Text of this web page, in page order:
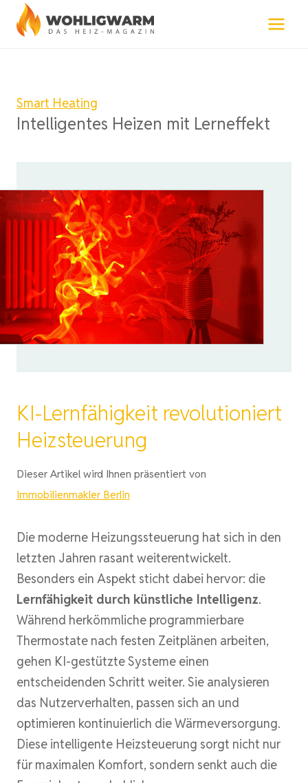
Zum
Inhalt
Smart Heating
Intelligentes Heizen mit Lerneffekt
KI-Lernfähigkeit revolutioniert
Heizsteuerung
Dieser Artikel wird Ihnen präsentiert von
Immobilienmakler Berlin
Die moderne Heizungssteuerung hat sich in den
letzten Jahren rasant weiterentwickelt.
Besonders ein Aspekt sticht dabei hervor: die
Lernfähigkeit durch künstliche Intelligenz.
Während herkömmliche programmierbare
Thermostate nach festen Zeitplänen arbeiten,
gehen KI-gestützte Systeme einen
entscheidenden Schritt weiter. Sie analysieren
das Nutzerverhalten, passen sich an und
optimieren kontinuierlich die Wärmeversorgung.
Diese intelligente Heizsteuerung sorgt nicht nur
für maximalen Komfort, sondern senkt auch die